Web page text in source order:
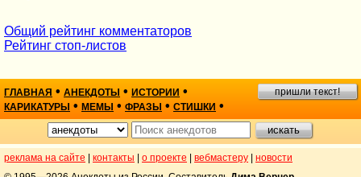
Общий рейтинг комментаторов
Рейтинг стоп-листов
ГЛАВНАЯ • АНЕКДОТЫ • ИСТОРИИ •
КАРИКАТУРЫ • МЕМЫ • ФРАЗЫ • СТИШКИ •
пришли текст!
реклама на сайте контакты о проекте вебмастеру
новости